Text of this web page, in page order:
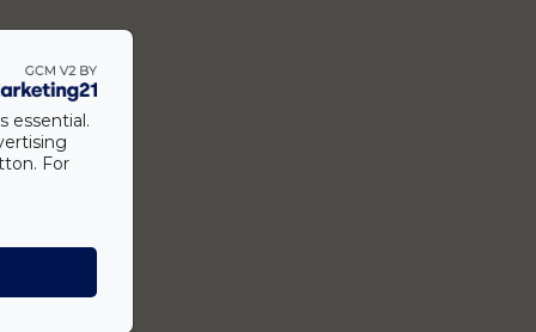
essential.
For